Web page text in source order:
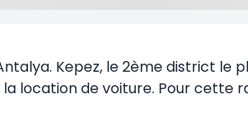
Kepez, le 2ème district le
location de voiture. Pour cette